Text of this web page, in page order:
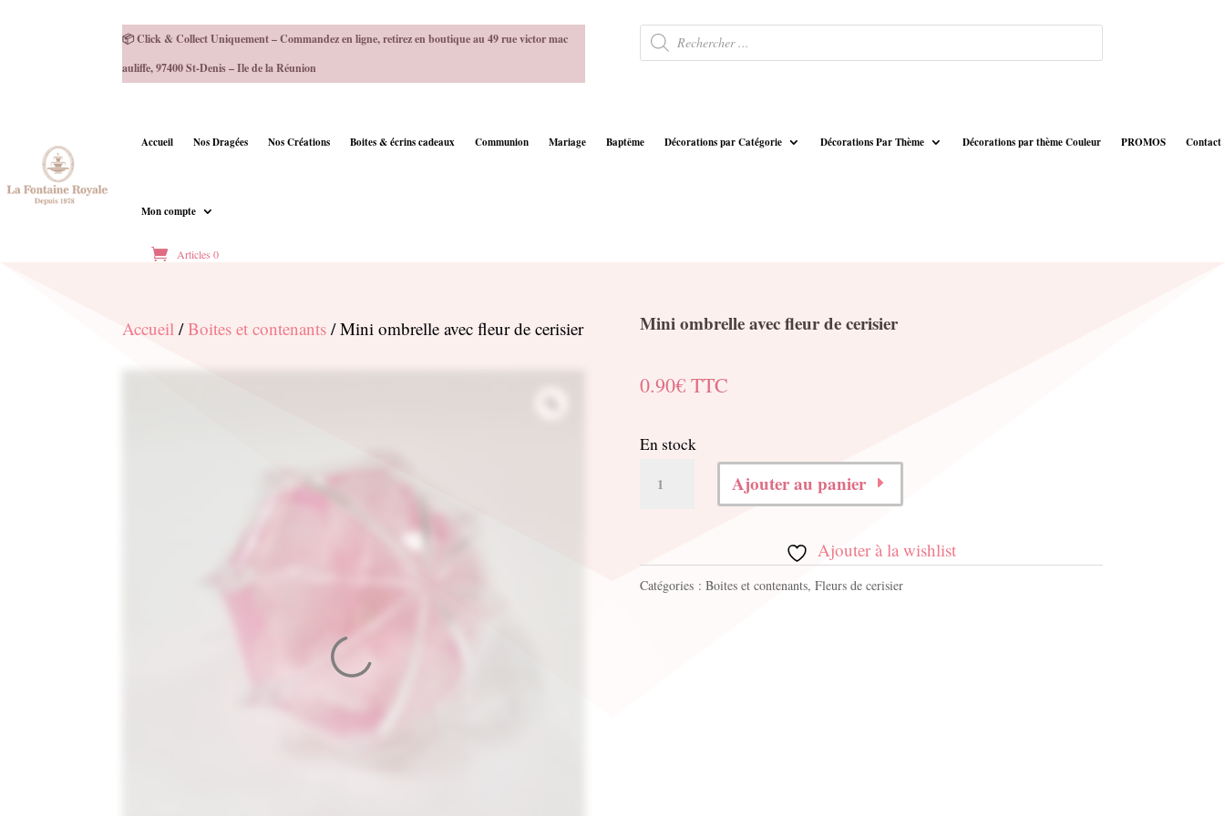
📦 Click & Collect Uniquement – Commandez en ligne, retirez en boutique au 49 rue victor mac
auliffe, 97400 St-Denis – Ile de la Réunion
Recherche
de
produits
Accueil Nos Dragées Nos Créations Boites & écrins cadeaux Communion Mariage Baptême Décorations par Catégorie Décorations Par Thème Décorations par thème Couleur PROMOS Contact
Mon compte
Articles 0
Accueil /Boites et contenants / Mini ombrelle avec fleur de cerisier Mini ombrelle avec fleur de cerisier
0.90€ TTC
En stock
ombrelle
avec
Ajouter au panier
Ajouter à la wishlist
Catégories : Boites et contenants, Fleurs de cerisier